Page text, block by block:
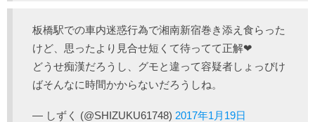
板橋駅での車内迷惑行為で湘南新宿巻き添え食らった
けど、思ったより見合せ短くて待ってて正解❤
どうせ痴漢だろうし、グモと違って容疑者しょっぴけ
ばそんなに時間かからないだろうしね。
— しずく (@SHIZUKU61748) 2017年1月19日